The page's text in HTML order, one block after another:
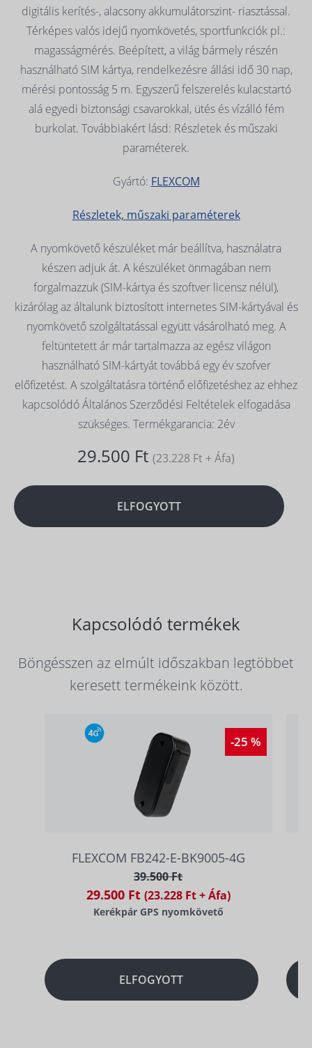
digitális kerítés-, alacsony akkumulátorszint- riasztással.
Térképes valós idejű nyomkövetés, sportfunkciók pl.:
magasságmérés. Beépített, a világ bármely részén
használható SIM kártya, rendelkezésre állási idő 30 nap,
mérési pontosság 5 m. Egyszerű felszerelés kulacstartó
alá egyedi biztonsági csavarokkal, ütés és vízálló fém
burkolat. Továbbiakért lásd: Részletek és műszaki
paraméterek.
Gyártó: FLEXCOM
Részletek, műszaki paraméterek
A nyomkövető készüléket már beállítva, használatra
készen adjuk át. A készüléket önmagában nem
forgalmazzuk (SIM-kártya és szoftver licensz nélül),
kizárólag az általunk biztosított internetes SIM-kártyával és
nyomkövető szolgáltatással együtt vásárolható meg. A
feltüntetett ár már tartalmazza az egész világon
használható SIM-kártyát továbbá egy év szofver
előfizetést. A szolgáltatásra történő előfizetéshez az ehhez
kapcsolódó Általános Szerződési Feltételek elfogadása
szükséges. Termékgarancia: 2év
29.500 Ft (23.228 Ft + Áfa)
ELFOGYOTT
Kapcsolódó termékek
Böngésszen az elmúlt időszakban legtöbbet
keresett termékeink között.
-25 %
FLEXCOM FB242-E-BK9005-4G
39.500 Ft
29.500 Ft (23.228 Ft + Áfa)
Kerékpár GPS nyomkövető
ELFOGYOTT